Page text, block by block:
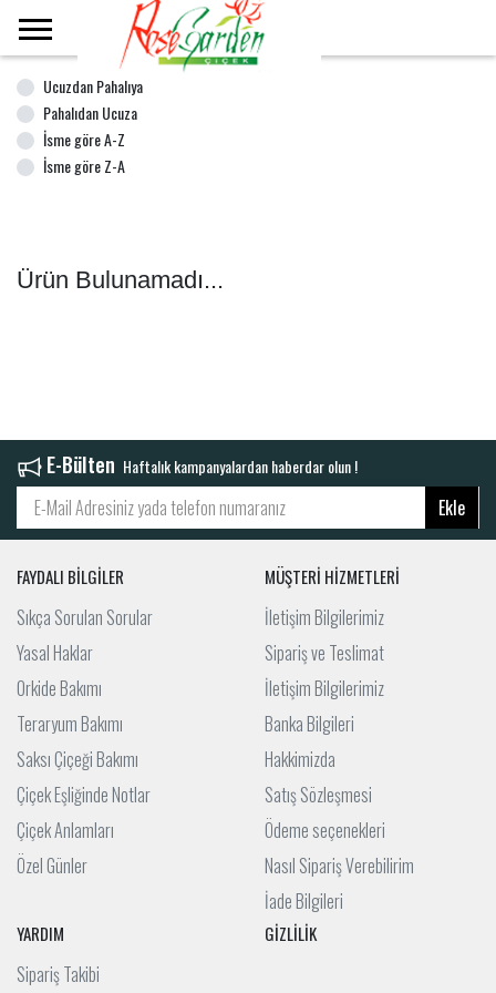
Ucuzdan Pahalıya
Pahalıdan Ucuza
İsme göre A-Z
İsme göre Z-A
Ürün Bulunamadı...
E-Bülten Haftalık kampanyalardan haberdar olun !
Ekle
FAYDALI BİLGİLER
Sıkça Sorulan Sorular
Yasal Haklar
Orkide Bakımı
Teraryum Bakımı
Saksı Çiçeği Bakımı
Çiçek Eşliğinde Notlar
Çiçek Anlamları
Özel Günler
MÜŞTERİ HİZMETLERİ
İletişim Bilgilerimiz
Sipariş ve Teslimat
İletişim Bilgilerimiz
Banka Bilgileri
Hakkimizda
Satış Sözleşmesi
Ödeme seçenekleri
Nasıl Sipariş Verebilirim
İade Bilgileri
YARDIM
Sipariş Takibi
GİZLİLİK